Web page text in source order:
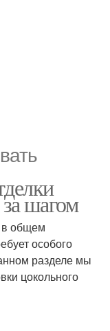
шагом
в общем
особого
разделе мы
цокольного